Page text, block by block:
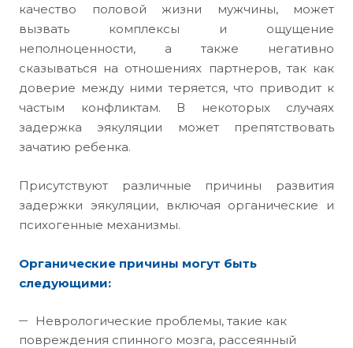
качество половой жизни мужчины, может
вызвать комплексы и ощущение
неполноценности, а также негативно
сказываться на отношениях партнеров, так как
доверие между ними теряется, что приводит к
частым конфликтам. В некоторых случаях
задержка эякуляции может препятствовать
зачатию ребенка.
Присутствуют различные причины развития
задержки эякуляции, включая органические и
психогенные механизмы.
Органические причины могут быть
следующими:
Неврологические проблемы, такие как
повреждения спинного мозга, рассеянный